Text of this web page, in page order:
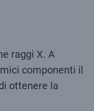
raggi X. A
componenti il
ottenere la